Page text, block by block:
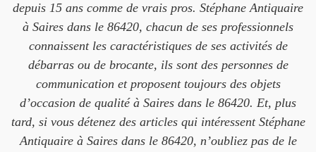
depuis 15 ans comme de vrais pros. Stéphane Antiquaire
à Saires dans le 86420, chacun de ses professionnels
connaissent les caractéristiques de ses activités de
débarras ou de brocante, ils sont des personnes de
communication et proposent toujours des objets
d’occasion de qualité à Saires dans le 86420. Et, plus
tard, si vous détenez des articles qui intéressent Stéphane
Antiquaire à Saires dans le 86420, n’oubliez pas de le